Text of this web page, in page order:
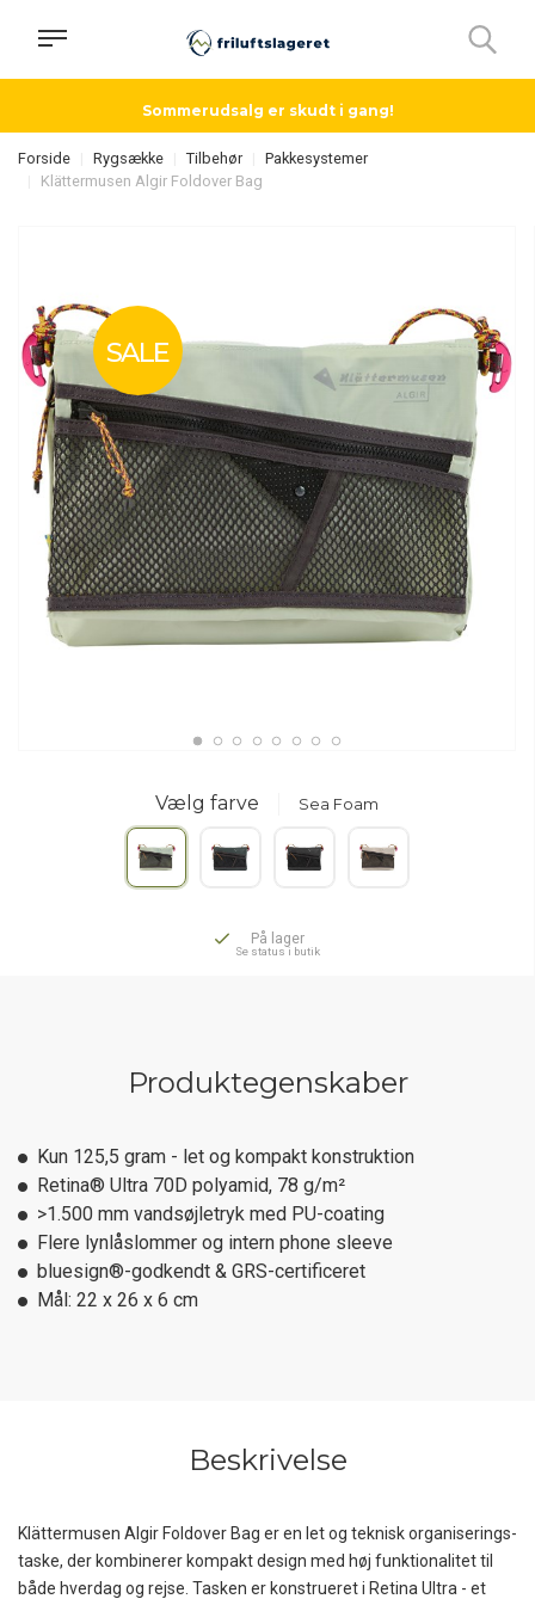
Sommerudsalg er skudt i gang!
Forside Rygsække Tilbehør
Pakkesystemer
Klättermusen Algir Foldover Bag
SALE
Vælg farve Sea Foam
På lager
Se status i butik
Produktegenskaber
Kun 125,5 gram - let og kompakt konstruktion
Retina® Ultra 70D polyamid, 78 g/m²
>1.500 mm vandsøjletryk med PU-coating
Flere lynlåslommer og intern phone sleeve
bluesign®-godkendt & GRS-certificeret
Mål: 22 x 26 x 6 cm
Beskrivelse
Klättermusen Algir Foldover Bag er en let og teknisk organiserings­
taske, der kombinerer kompakt design med høj funktionalitet til
både hverdag og rejse. Tasken er konstrueret i Retina Ultra - et